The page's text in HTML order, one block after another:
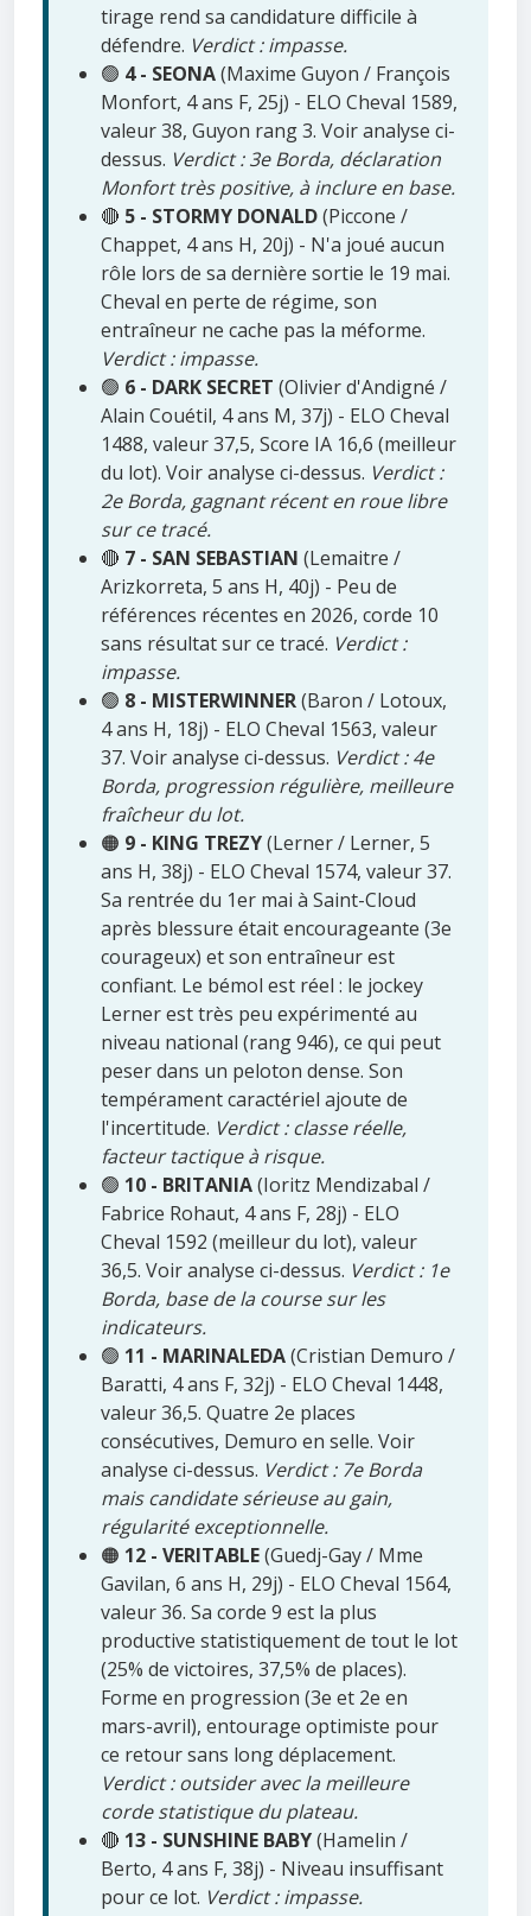
tirage rend sa candidature difficile à
défendre. Verdict : impasse.
🟢 4 - SEONA(Maxime Guyon / François
Monfort, 4 ans F, 25j) - ELO Cheval 1589,
valeur 38, Guyon rang 3. Voir analyse ci-
dessus. Verdict : 3e Borda, déclaration
Monfort très positive, à inclure en base.
🔴 5 - STORMY DONALD(Piccone /
Chappet, 4 ans H, 20j) - N'a joué aucun
rôle lors de sa dernière sortie le 19 mai.
Cheval en perte de régime, son
entraîneur ne cache pas la méforme.
Verdict : impasse.
🟢 6 - DARK SECRET (Olivier d'Andigné /
Alain Couétil, 4 ans M, 37j) - ELO Cheval
1488, valeur 37,5, Score IA 16,6 (meilleur
du lot). Voir analyse ci-dessus. Verdict :
2e Borda, gagnant récent en roue libre
sur ce tracé.
🔴 7 - SAN SEBASTIAN (Lemaitre /
Arizkorreta, 5 ans H, 40j) - Peu de
références récentes en 2026, corde 10
sans résultat sur ce tracé. Verdict :
impasse.
🟢 8 - MISTERWINNER(Baron / Lotoux,
4 ans H, 18j) - ELO Cheval 1563, valeur
37. Voir analyse ci-dessus. Verdict : 4e
Borda, progression régulière, meilleure
fraîcheur du lot.
🟠 9 - KING TREZY(Lerner / Lerner, 5
ans H, 38j) - ELO Cheval 1574, valeur 37.
Sa rentrée du 1er mai à Saint-Cloud
après blessure était encourageante (3e
courageux) et son entraîneur est
confiant. Le bémol est réel : le jockey
Lerner est très peu expérimenté au
niveau national (rang 946), ce qui peut
peser dans un peloton dense. Son
tempérament caractériel ajoute de
l'incertitude. Verdict : classe réelle,
facteur tactique à risque.
🟢 10 - BRITANIA(Ioritz Mendizabal /
Fabrice Rohaut, 4 ans F, 28j) - ELO
Cheval 1592 (meilleur du lot), valeur
36,5. Voir analyse ci-dessus. Verdict : 1e
Borda, base de la course sur les
indicateurs.
🟢 11 - MARINALEDA(Cristian Demuro /
Baratti, 4 ans F, 32j) - ELO Cheval 1448,
valeur 36,5. Quatre 2e places
consécutives, Demuro en selle. Voir
analyse ci-dessus. Verdict : 7e Borda
mais candidate sérieuse au gain,
régularité exceptionnelle.
🟠 12 - VERITABLE(Guedj-Gay / Mme
Gavilan, 6 ans H, 29j) - ELO Cheval 1564,
valeur 36. Sa corde 9 est la plus
productive statistiquement de tout le lot
(25% de victoires, 37,5% de places).
Forme en progression (3e et 2e en
mars-avril), entourage optimiste pour
ce retour sans long déplacement.
Verdict : outsider avec la meilleure
corde statistique du plateau.
🔴 13 - SUNSHINE BABY(Hamelin /
Berto, 4 ans F, 38j) - Niveau insuffisant
pour ce lot. Verdict : impasse.